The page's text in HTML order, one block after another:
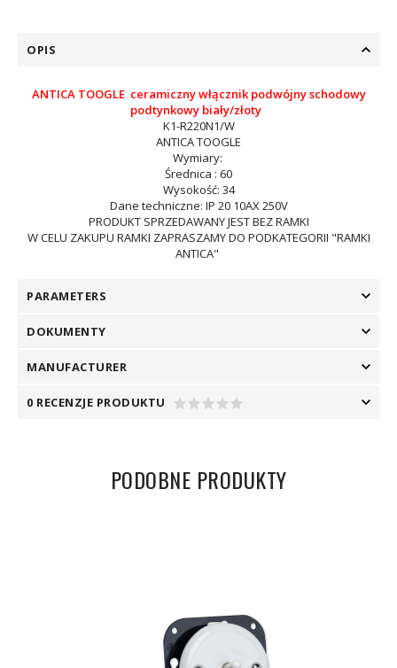
OPIS
ANTICA TOOGLE ceramiczny włącznik podwójny schodowy
podtynkowy biały/złoty
K1-R220N1/W
ANTICA TOOGLE
Wymiary:
Średnica : 60
Wysokość: 34
Dane techniczne: IP 20 10AX 250V
PRODUKT SPRZEDAWANY JEST BEZ RAMKI
W CELU ZAKUPU RAMKI ZAPRASZAMY DO PODKATEGORII "RAMKI
ANTICA"
PARAMETERS
DOKUMENTY
MANUFACTURER
0 RECENZJE PRODUKTU
PODOBNE PRODUKTY